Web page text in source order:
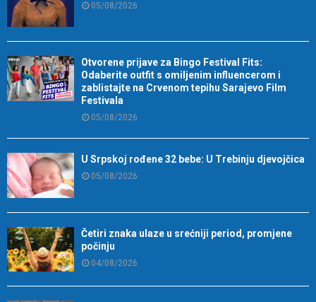
05/08/2026
Otvorene prijave za Bingo Festival Fits:
Odaberite outfit s omiljenim influencerom i
zablistajte na Crvenom tepihu Sarajevo Film
Festivala
05/08/2026
U Srpskoj rođene 32 bebe: U Trebinju djevojčica
05/08/2026
Četiri znaka ulaze u srećniji period, promjene
počinju
04/08/2026